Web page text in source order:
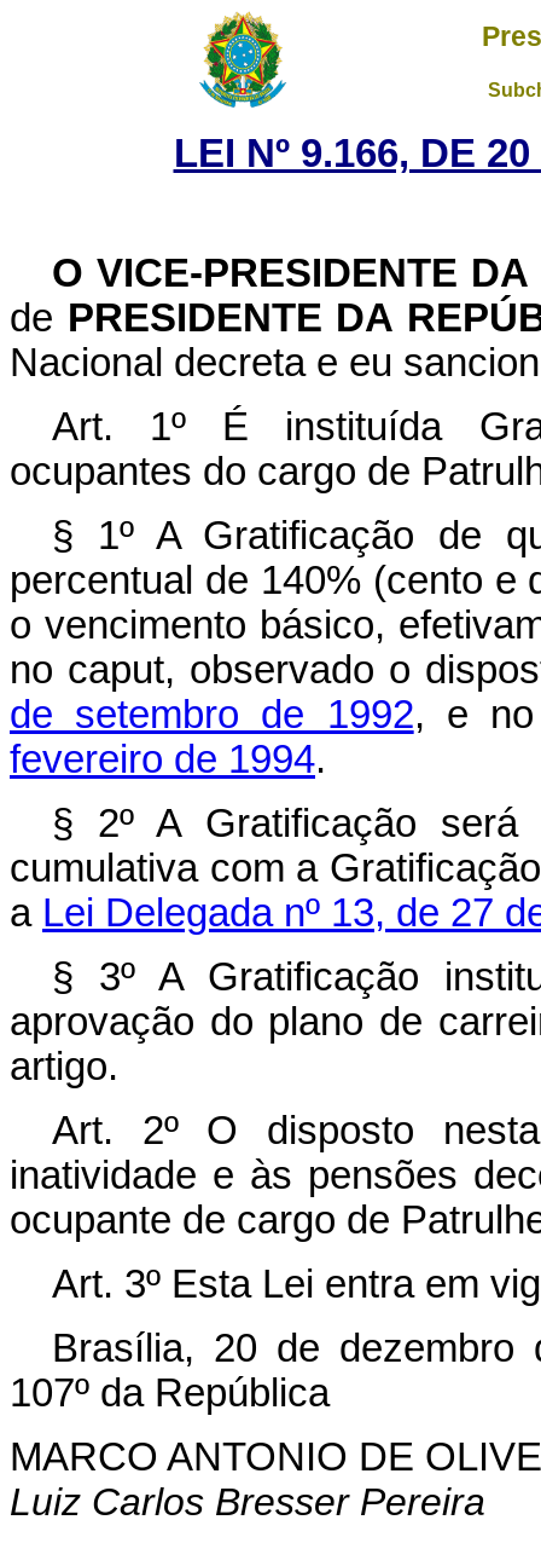
LEI Nº 9.166, DE
O VICE-PRESIDENTE
de PRESIDENTE DA
Nacional decreta e eu
Art. 1º É instituída
ocupantes do cargo de
§ 1º A Gratificação de
percentual de 140% (cento e
o vencimento básico,
no caput, observado o
de setembro de 1992, e
fevereiro de 1994.
§ 2º A Gratificação
cumulativa com a
a Lei Delegada nº 13, de 27
§ 3º A Gratificação
aprovação do plano de
artigo.
Art. 2º O disposto
inatividade e às pensões
ocupante de cargo de
Art. 3º Esta Lei entra em
Brasília, 20 de dezembro
107º da República
MARCO ANTONIO DE
Luiz Carlos Bresser Pereira